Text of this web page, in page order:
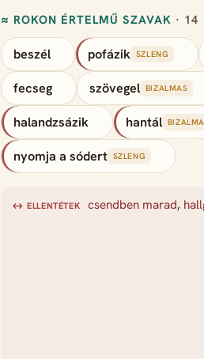
≈ ROKON ÉRTELMŰ SZAVAK · 14
beszél pofázik SZLENG
fecseg szövegel BIZALMAS
halandzsázik hantál
nyomja a sódert SZLENG
↔ ELLENTÉTEK csendben marad,